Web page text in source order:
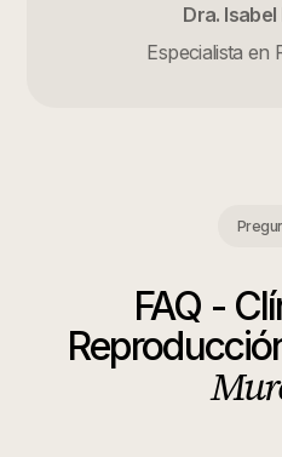
Dra.
Especialista en
FAQ -